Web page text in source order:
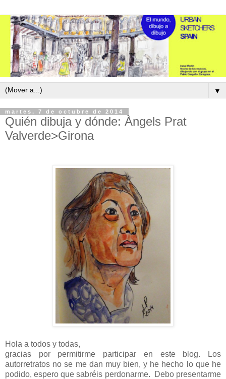
▼
martes, 7 de octubre de 2014
Quién dibuja y dónde: Àngels Prat
Valverde>Girona
Hola a todos y todas,
gracias por permitirme participar en este blog. Los
autorretratos no se me dan muy bien, y he hecho lo que he
podido, espero que sabréis perdonarme. Debo presentarme